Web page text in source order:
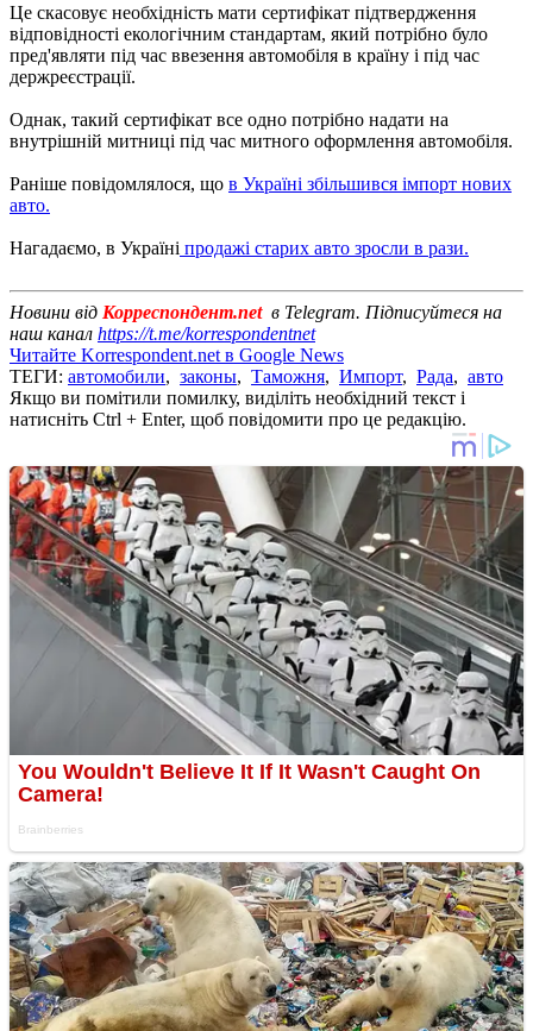
Це скасовує необхідність мати сертифікат підтвердження
відповідності екологічним стандартам, який потрібно було
пред'являти під час ввезення автомобіля в країну і під час
держреєстрації.
Однак, такий сертифікат все одно потрібно надати на
внутрішній митниці під час митного оформлення автомобіля.
Раніше повідомлялося, що в Україні збільшився імпорт нових
авто.
Нагадаємо, в Україні продажі старих авто зросли в рази.
Новини від Корреспондент.net в Telegram. Підписуйтеся на
наш канал https://t.me/korrespondentnet
Читайте Korrespondent.net в Google News
ТЕГИ: автомобили, законы, Таможня, Импорт, Рада, авто
Якщо ви помітили помилку, виділіть необхідний текст і
натисніть Ctrl + Enter, щоб повідомити про це редакцію.